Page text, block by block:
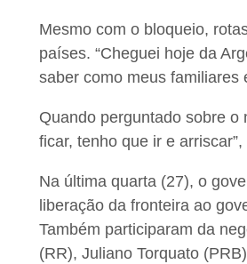
Mesmo com o bloqueio,
países. “Cheguei hoje da
saber como meus familiares
Quando perguntado sobre o
ficar, tenho que ir e
Na última quarta (27), o
liberação da fronteira ao
Também participaram da
(RR), Juliano Torquato